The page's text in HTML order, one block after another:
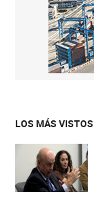
LOS MÁS VISTOS